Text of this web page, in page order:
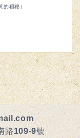
的稻穗）
路109-9號